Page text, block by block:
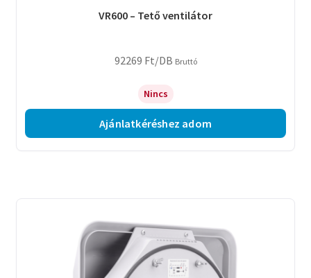
VR600 – Tető ventilátor
92269 Ft/DB Bruttó
Nincs
Ajánlatkéréshez adom